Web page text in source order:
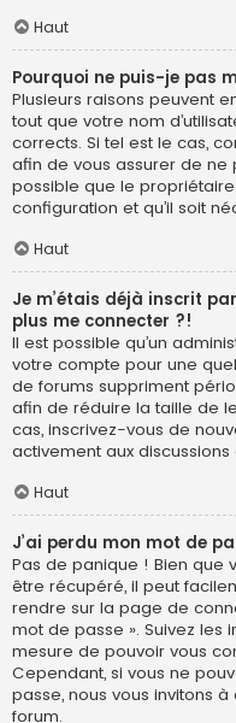
Haut
Pourquoi ne puis-je pas
Plusieurs raisons peuvent
tout que votre nom
corrects. Si tel est le cas,
afin de vous assurer de ne
possible que le
configuration et qu’il soit
Haut
Je m’étais déjà inscrit
plus me connecter ?!
Il est possible qu’un
votre compte pour une
de forums suppriment
afin de réduire la taille de
cas, inscrivez-vous de
activement aux discussions
Haut
J’ai perdu mon mot de
Pas de panique ! Bien que
être récupéré, il peut
rendre sur la page de
mot de passe ». Suivez les
mesure de pouvoir vous
Cependant, si vous ne
passe, nous vous invitons
forum.